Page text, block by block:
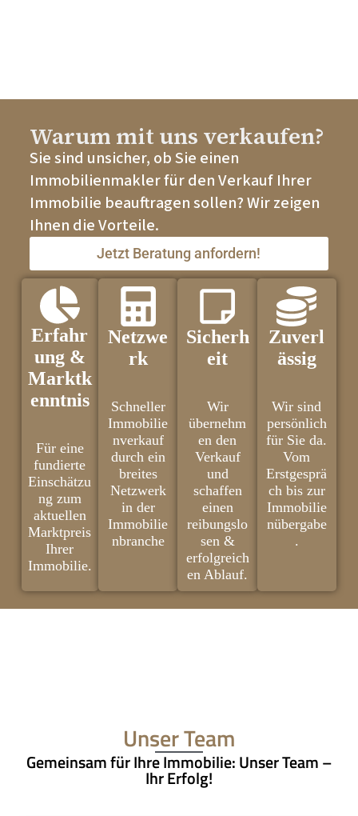
Warum mit uns verkaufen?
Sie sind unsicher, ob Sie einen
Immobilienmakler für den Verkauf Ihrer
Immobilie beauftragen sollen? Wir zeigen
Ihnen die Vorteile.
Jetzt Beratung anfordern!
Erfahr
ung &
Marktk
enntnis
Für eine
fundierte
Einschätzu
ng zum
aktuellen
Marktpreis
Ihrer
Immobilie.
Netzwe
rk
Schneller
Immobilie
nverkauf
durch ein
breites
Netzwerk
in der
Immobilie
nbranche
Sicherh
eit
Wir
übernehm
en den
Verkauf
und
schaffen
einen
reibungslo
sen &
erfolgreich
en Ablauf.
Zuverl
ässig
Wir sind
persönlich
für Sie da.
Vom
Erstgesprä
ch bis zur
Immobilie
nübergabe
.
Unser Team
Gemeinsam für Ihre Immobilie: Unser Team –
Ihr Erfolg!